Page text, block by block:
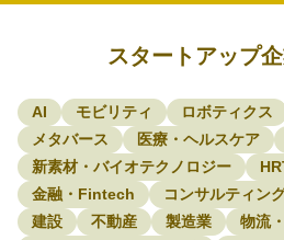
スタートアップ
AI モビリティ ロボティクス
メタバース
医療・ヘルスケア
新素材・バイオテクノロジー
金融・Fintech
コンサルティン
建設
不動産 製造業
物流